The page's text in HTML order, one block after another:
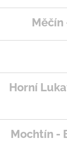
Měčín
Horní
Mochtín -